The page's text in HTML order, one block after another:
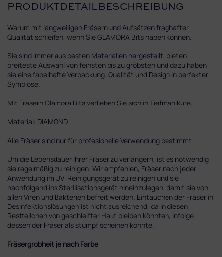
PRODUKTDETAILBESCHREIBUNG
Warum mit langweiligen Fräsern und Aufsätzen fraghafter
Qualität schleifen, wenn Sie GLAMORA Bits haben können.
Sie sind immer aus besten Materialien hergestellt, bieten
breiteste Auswahl von feinsten bis zu gröbsten und dazu haben
sie eine fabelhafte Verpackung. Qualität und Design in perfekter
Symbiose.
Mit Fräsern Glamora Bits verlieben Sie sich in Tiefmaniküre.
Material: DIAMOND
Alle Fräser sind nur für profesionelle Verwendung bestimmt.
Um die Lebensdauer Ihrer Fräser zu verlängern, ist es notwendig
sie regelmäßig zu reinigen. Wir empfehlen, Fräser nach jeder
Anwendung im UV-Reinigungsgerät zu reinigen und sie
nachfolgend ins Sterilisationsgerät hineinzulegen, damit sie von
allen Viren und Bakterien befreit werden. Eintauchen der Fräser in
Desinfektionslösungen ist nicht ausreichend, da in diesen
Restteilchen von geschleifter Haut bleiben könnten, infolge
dessen der Fräser als stumpf scheinen könnte.
Fräsergrobheit je nach Farbe